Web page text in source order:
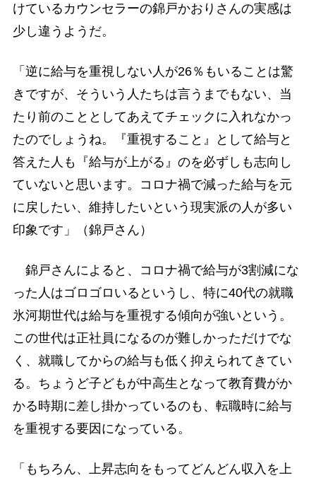
けているカウンセラーの錦戸かおりさんの実感は
少し違うようだ。
「逆に給与を重視しない人が26％もいることは驚
きですが、そういう人たちは言うまでもない、当
たり前のこととしてあえてチェックに入れなかっ
たのでしょうね。『重視すること』として給与と
答えた人も『給与が上がる』のを必ずしも志向し
ていないと思います。コロナ禍で減った給与を元
に戻したい、維持したいという現実派の人が多い
印象です」（錦戸さん）
錦戸さんによると、コロナ禍で給与が3割減にな
った人はゴロゴロいるというし、特に40代の就職
氷河期世代は給与を重視する傾向が強いという。
この世代は正社員になるのが難しかっただけでな
く、就職してからの給与も低く抑えられてきてい
る。ちょうど子どもが中高生となって教育費がか
かる時期に差し掛かっているのも、転職時に給与
を重視する要因になっている。
「もちろん、上昇志向をもってどんどん収入を上